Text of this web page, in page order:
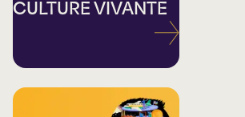
CULTURE VIVANTE